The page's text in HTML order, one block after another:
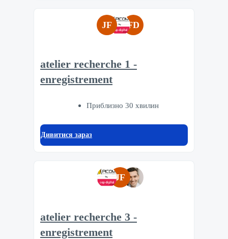
JF FD
atelier recherche 1 -
enregistrement
Приблизно 30 хвилин
Дивитися зараз
JF
atelier recherche 3 -
enregistrement